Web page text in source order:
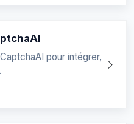
pour intégrer,